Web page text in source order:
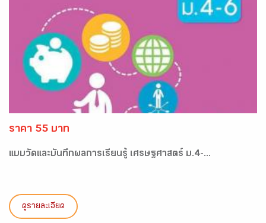
ราคา 55 บาท
แบบวัดและบันทึกผลการเรียนรู้ เศรษฐศาสตร์ ม.4-...
ดูรายละเอียด